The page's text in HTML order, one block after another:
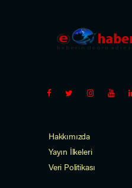
Hakkımızda
Yayın İlkeleri
Veri Politikası